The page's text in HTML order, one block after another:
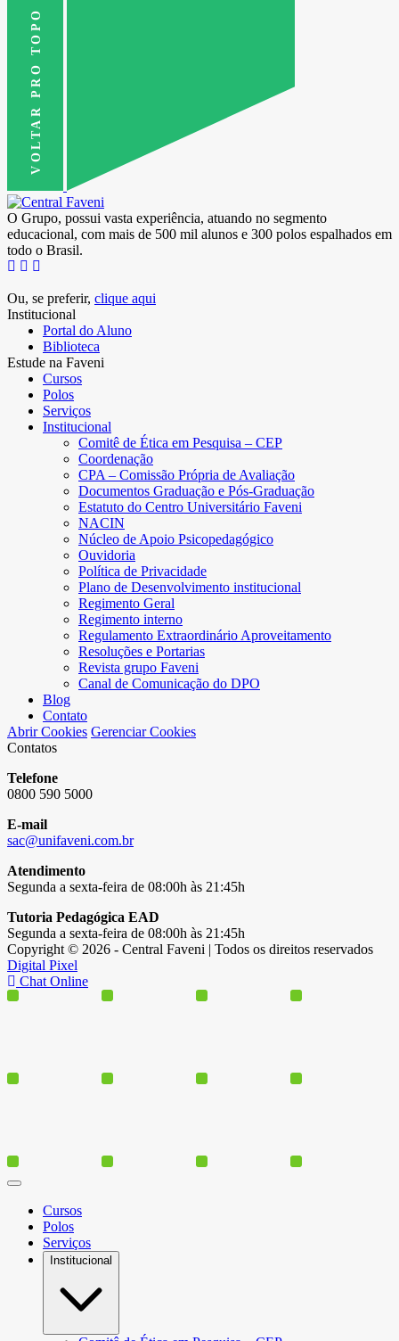
VOLTAR PRO TOPO
O Grupo, possui vasta experiência, atuando no segmento
educacional, com mais de 500 mil alunos e 300 polos espalhados em
todo o Brasil.
Ou, se preferir, clique aqui
Institucional
Portal do Aluno
Biblioteca
Estude na Faveni
Cursos
Polos
Serviços
Institucional
Comitê de Ética em Pesquisa – CEP
Coordenação
CPA – Comissão Própria de Avaliação
Documentos Graduação e Pós-Graduação
Estatuto do Centro Universitário Faveni
NACIN
Núcleo de Apoio Psicopedagógico
Ouvidoria
Política de Privacidade
Plano de Desenvolvimento institucional
Regimento Geral
Regimento interno
Regulamento Extraordinário Aproveitamento
Resoluções e Portarias
Revista grupo Faveni
Canal de Comunicação do DPO
Blog
Contato
Abrir Cookies Gerenciar Cookies
Contatos
Telefone
0800 590 5000
E-mail
sac@unifaveni.com.br
Atendimento
Segunda a sexta-feira de 08:00h às 21:45h
Tutoria Pedagógica EAD
Segunda a sexta-feira de 08:00h às 21:45h
Copyright © 2026 - Central Faveni | Todos os direitos reservados
Digital Pixel
Chat Online
Cursos
Polos
Serviços
Institucional